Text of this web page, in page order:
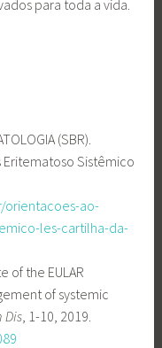
para toda a vida.
(SBR).
Eritematoso Sistêmico
orientacoes-ao-
les-cartilha-da-
of the EULAR
of systemic
Dis, 1-10, 2019.